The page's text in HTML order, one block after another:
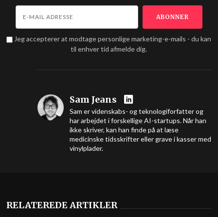
Jeg accepterer at modtage personlige marketing-e-mails - du kan
til enhver tid afmelde dig.
Sam Jeans
Sam er videnskabs- og teknologiforfatter og
har arbejdet i forskellige AI-startups. Når han
ikke skriver, kan han finde på at læse
medicinske tidsskrifter eller grave i kasser med
vinylplader.
RELATEREDE ARTIKLER